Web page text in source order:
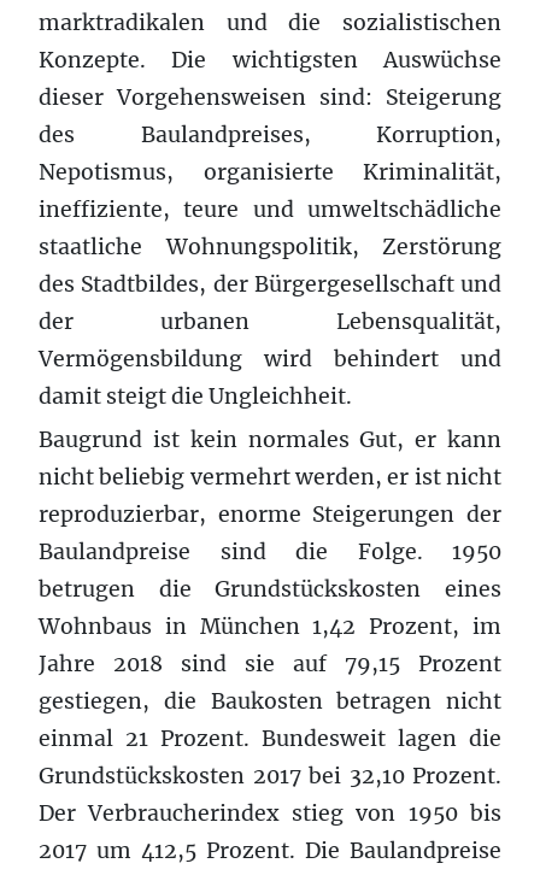
marktradikalen und die sozialistischen
Konzepte. Die wichtigsten Auswüchse
dieser Vorgehensweisen sind: Steigerung
des Baulandpreises, Korruption,
Nepotismus, organisierte Kriminalität,
ineffiziente, teure und umweltschädliche
staatliche Wohnungspolitik, Zerstörung
des Stadtbildes, der Bürgergesellschaft und
der urbanen Lebensqualität,
Vermögensbildung wird behindert und
damit steigt die Ungleichheit.
Baugrund ist kein normales Gut, er kann
nicht beliebig vermehrt werden, er ist nicht
reproduzierbar, enorme Steigerungen der
Baulandpreise sind die Folge. 1950
betrugen die Grundstückskosten eines
Wohnbaus in München 1,42 Prozent, im
Jahre 2018 sind sie auf 79,15 Prozent
gestiegen, die Baukosten betragen nicht
einmal 21 Prozent. Bundesweit lagen die
Grundstückskosten 2017 bei 32,10 Prozent.
Der Verbraucherindex stieg von 1950 bis
2017 um 412,5 Prozent. Die Baulandpreise